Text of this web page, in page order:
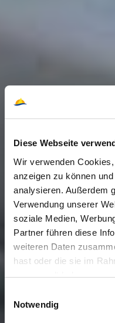
Diese Webseite
Wir verwenden
anzeigen zu können
analysieren. Außerdem
Verwendung unserer
soziale Medien,
Partner führen diese
weiteren Daten
hast oder die sie im
gesammelt haben.
Notwendig